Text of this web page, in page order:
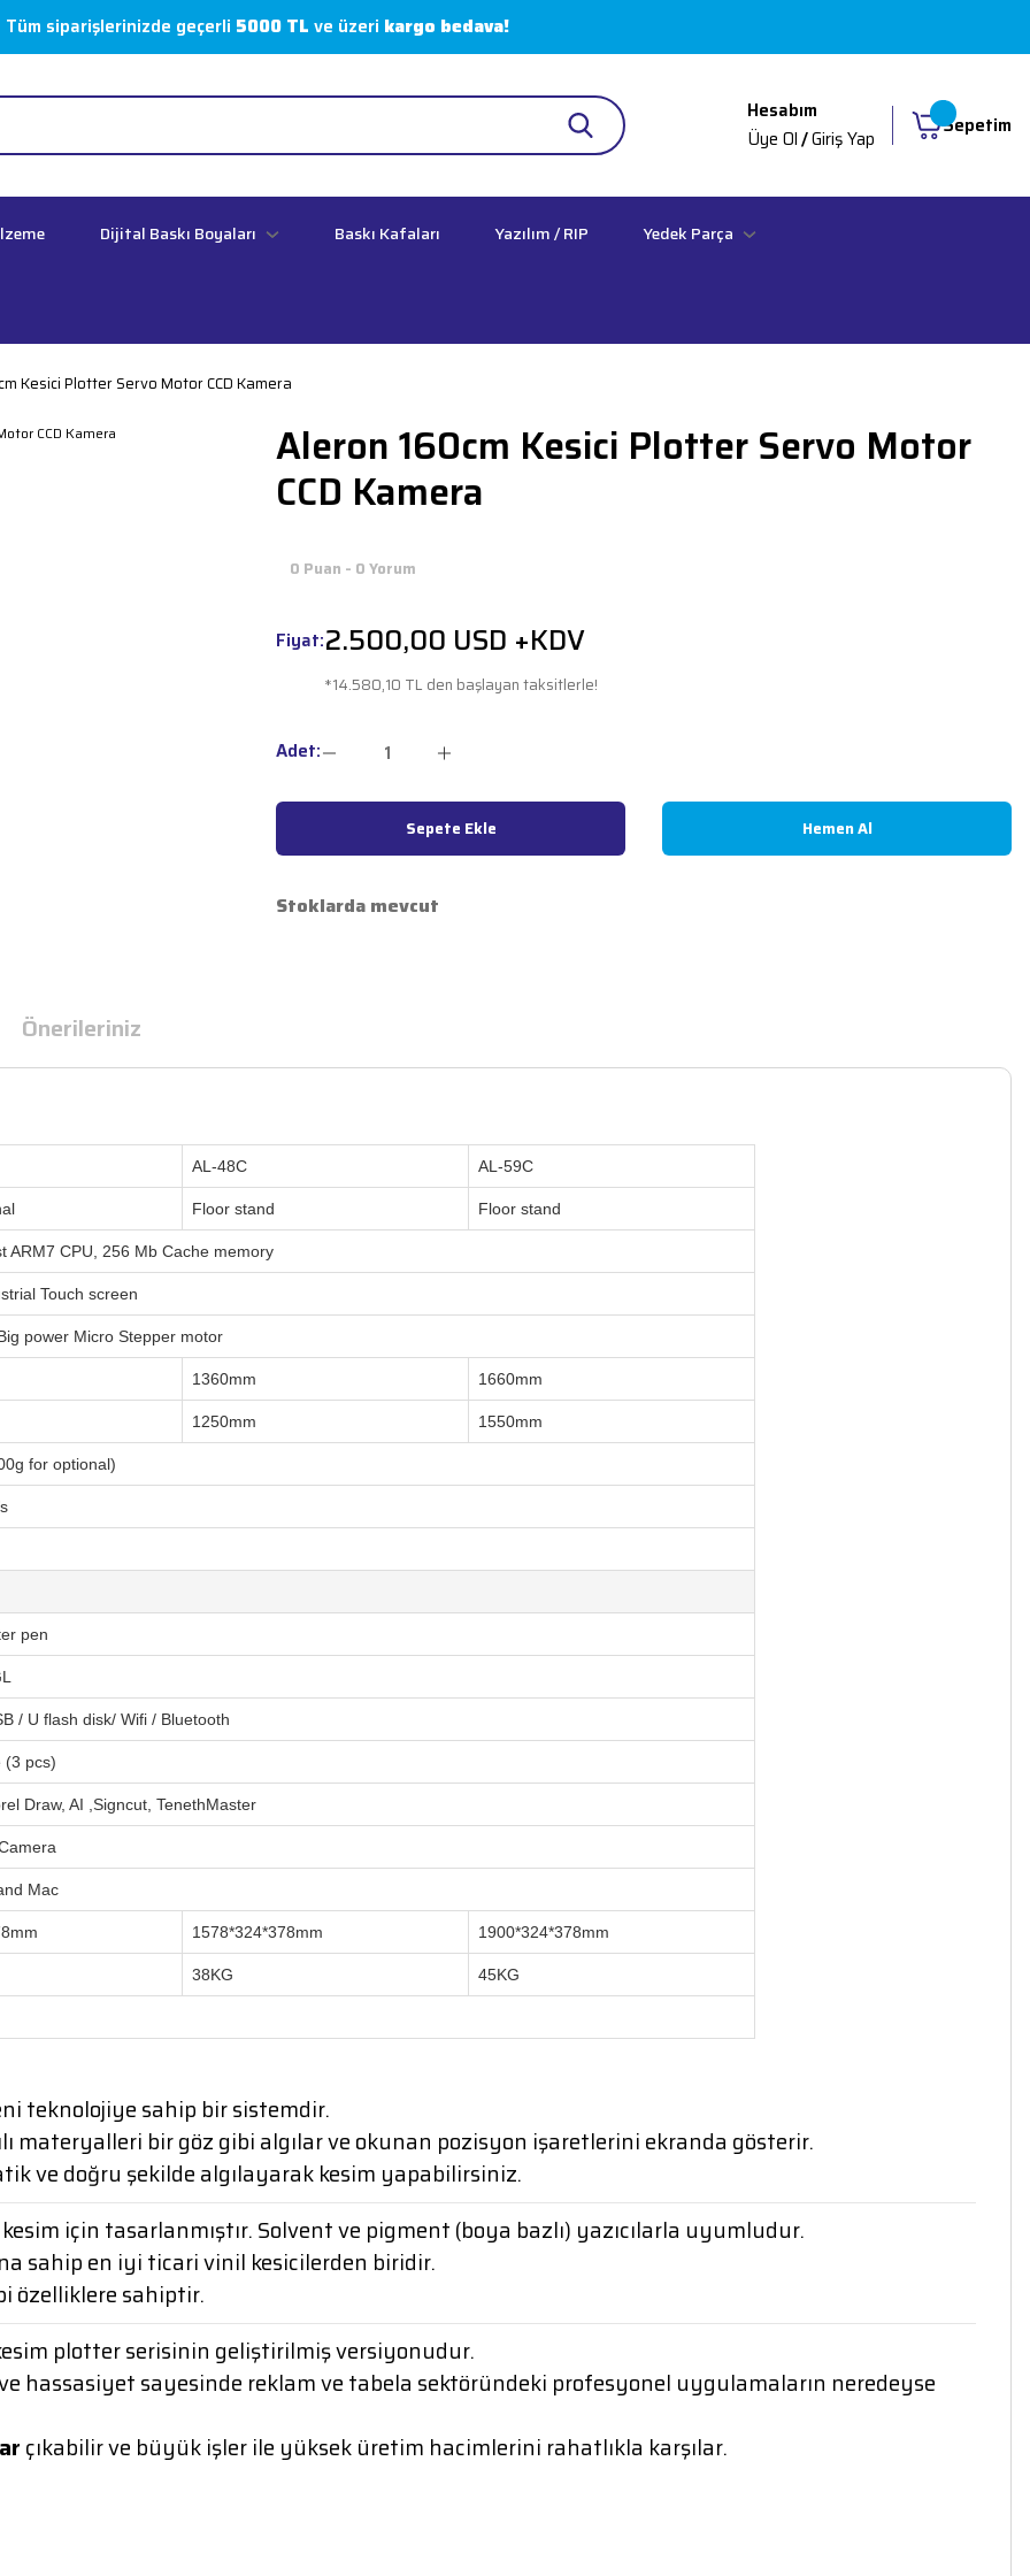
Tüm siparişlerinizde geçerli 5000 TL ve üzeri kargo bedava!
Hesabım
Üye Ol/Giriş Yap
Sepetim
Dijital Baskı Boyaları Baskı Kafaları Yazılım / RIP Yedek Parça
Kesici Plotter Servo Motor CCD Kamera
Aleron 160cm Kesici Plotter Servo Motor
CCD Kamera
0 Puan - 0 Yorum
Fiyat:2.500,00 USD +KDV
*14.580,10 TL den başlayan taksitlerle!
Adet:
Sepete Ekle Hemen Al
Stoklarda mevcut
Önerileriniz
AL-48C AL-59C
Floor stand Floor stand
ARM7 CPU, 256 Mb Cache memory
Touch screen
power Micro Stepper motor
1360mm 1660mm
1250mm 1550mm
for optional)
pen
/ U flash disk/ Wifi / Bluetooth
(3 pcs)
Draw, AI ,Signcut, TenethMaster
Mac
1578*324*378mm 1900*324*378mm
38KG 45KG
teknolojiye sahip bir sistemdir.
materyalleri bir göz gibi algılar ve okunan pozisyon işaretlerini ekranda gösterir.
ve doğru şekilde algılayarak kesim yapabilirsiniz.
kesim için tasarlanmıştır. Solvent ve pigment (boya bazlı) yazıcılarla uyumludur.
sahip en iyi ticari vinil kesicilerden biridir.
özelliklere sahiptir.
plotter serisinin geliştirilmiş versiyonudur.
hassasiyet sayesinde reklam ve tabela sektöründeki profesyonel uygulamaların neredeyse
çıkabilir ve büyük işler ile yüksek üretim hacimlerini rahatlıkla karşılar.